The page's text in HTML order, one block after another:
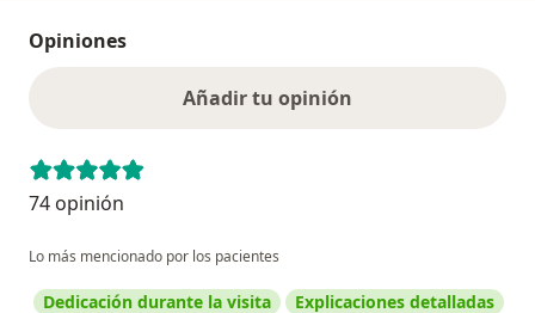
Opiniones
Añadir tu opinión
74 opinión
Lo más mencionado por los pacientes
Dedicación durante la visita
Explicaciones detalladas